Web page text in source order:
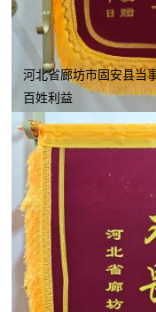
河北省廊坊市固安县当
百姓利益